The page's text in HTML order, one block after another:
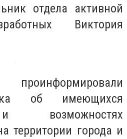
отдела активной
Виктория
об имеющихся
возможностях
территории города и